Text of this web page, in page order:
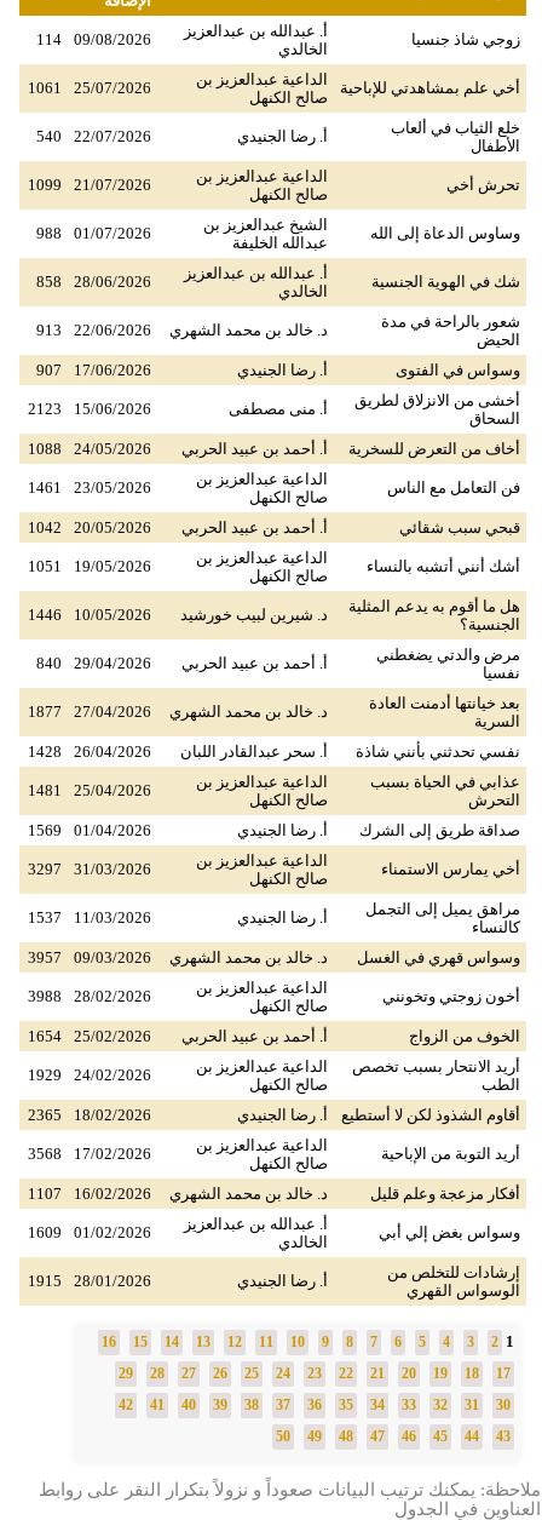
زوجي شاذ جنسيا
أ. عبدالله بن عبدالعزيز
الخالدي
09/08/2026
114
أخي علم بمشاهدتي للإباحية
الداعية عبدالعزيز بن
صالح الكنهل
25/07/2026
1061
خلع الثياب في ألعاب
الأطفال
أ. رضا الجنيدي 22/07/2026
540
تحرش أخي
الداعية عبدالعزيز بن
صالح الكنهل
21/07/2026
1099
وساوس الدعاة إلى الله
الشيخ عبدالعزيز بن
عبدالله الخليفة
01/07/2026
988
شك في الهوية الجنسية
أ. عبدالله بن عبدالعزيز
الخالدي
28/06/2026
858
شعور بالراحة في مدة
الحيض
د. خالد بن محمد الشهري 22/06/2026
913
وسواس في الفتوى أ. رضا الجنيدي 17/06/2026
907
أخشى من الانزلاق لطريق
السحاق
أ. منى مصطفى 15/06/2026
2123
أخاف من التعرض للسخرية أ. أحمد بن عبيد الحربي 24/05/2026
1088
فن التعامل مع الناس
الداعية عبدالعزيز بن
صالح الكنهل
23/05/2026
1461
قبحي سبب شقائي أ. أحمد بن عبيد الحربي 20/05/2026
1042
أشك أنني أتشبه بالنساء
الداعية عبدالعزيز بن
صالح الكنهل
19/05/2026
1051
هل ما أقوم به يدعم المثلية
الجنسية؟
د. شيرين لبيب خورشيد 10/05/2026
1446
مرض والدتي يضغطني
نفسيا
أ. أحمد بن عبيد الحربي 29/04/2026
840
بعد خيانتها أدمنت العادة
السرية
د. خالد بن محمد الشهري 27/04/2026
1877
نفسي تحدثني بأنني شاذة أ. سحر عبدالقادر اللبان 26/04/2026
1428
عذابي في الحياة بسبب
التحرش
الداعية عبدالعزيز بن
صالح الكنهل
25/04/2026
1481
صداقة طريق إلى الشرك أ. رضا الجنيدي 01/04/2026
1569
أخي يمارس الاستمناء
الداعية عبدالعزيز بن
صالح الكنهل
31/03/2026
3297
مراهق يميل إلى التجمل
كالنساء
أ. رضا الجنيدي 11/03/2026
1537
وسواس قهري في الغسل د. خالد بن محمد الشهري 09/03/2026
3957
أخون زوجتي وتخونني
الداعية عبدالعزيز بن
صالح الكنهل
28/02/2026
3988
الخوف من الزواج أ. أحمد بن عبيد الحربي 25/02/2026
1654
أريد الانتحار بسبب تخصص
الطب
الداعية عبدالعزيز بن
صالح الكنهل
24/02/2026
1929
أقاوم الشذوذ لكن لا أستطيع أ. رضا الجنيدي 18/02/2026
2365
أريد التوبة من الإباحية
الداعية عبدالعزيز بن
صالح الكنهل
17/02/2026
3568
أفكار مزعجة وعلم قليل د. خالد بن محمد الشهري 16/02/2026
1107
وسواس بغض إلي أبي
أ. عبدالله بن عبدالعزيز
الخالدي
01/02/2026
1609
إرشادات للتخلص من
الوسواس القهري
أ. رضا الجنيدي 28/01/2026
1915
1
2
3
4
5
6
7
8
9
10
11
12
13
14
15
16
17
18
19
20
21
22
23
24
25
26
27
28
29
30
31
32
33
34
35
36
37
38
39
40
41
42
43
44
45
46
47
48
49
50
ملاحظة: يمكنك ترتيب البيانات صعوداً و نزولاً بتكرار النقر على روابط
العناوين في الجدول